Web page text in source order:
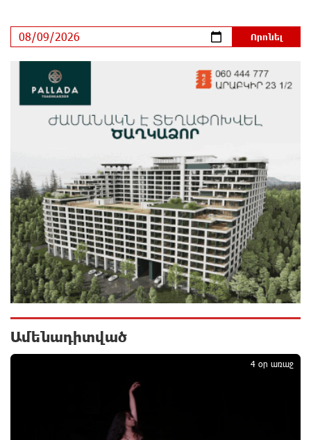
Զելենսկին ու Վուչիչը քննարկել են
համագործակցությունն ընդլայնելու
հնարավորությունները
Հրդեհի ահազանգ Սայաթ-Նովա պողոտայում.
շենքից տարհանվել է 5 բնակիչ
4 ժամ առաջ
Ճապոնական Յակիշիմե կերամիկայի
ցուցահանդեսը երկարաձգվել է մինչև օգոստոսի
30-ը
5 ժամ առաջ
Որոնվում է նախաձեռնված քրեական վարույթի
շրջանակներում
5 ժամ առաջ
Փաշինյանն ու Թրամփը հեռախոսազրույց են
Չհանե´ս խաչդ, Հայաստան աշխարհ․ Ուժեղ
Ամենադիտված
4 օր առաջ
1